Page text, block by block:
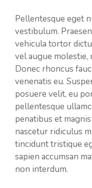
Pellentesque eget
vestibulum.
vehicula tortor
vel augue molestie,
Donec rhoncus
venenatis eu.
posuere velit, eu
pellentesque
penatibus et
nascetur ridiculus
tincidunt tristique
sapien accumsan
non interdum.